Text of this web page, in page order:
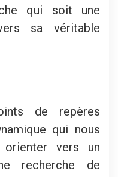
qui soit une
sa véritable
de repères
qui nous
vers un
recherche de